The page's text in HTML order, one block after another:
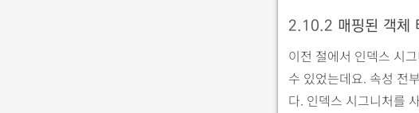
s
2.10.2 매핑된 객체
이전 절에서 인덱스 시
수 있었는데요. 속성 전
다. 인덱스 시그니처를